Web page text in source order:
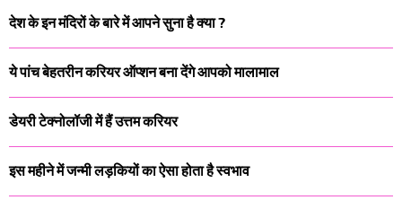
देश के इन मंदिरों के बारे में आपने सुना है क्या ?
ये पांच बेहतरीन करियर ऑप्शन बना देंगे आपको मालामाल
डेयरी टेक्‍नोलॉजी में हैं उत्तम करियर
इस महीने में जन्मी लड़कियों का ऐसा होता है स्वभाव